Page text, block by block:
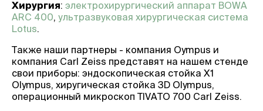
Хирургия: электрохирургический аппарат BOWA
ARC 400, ультразвуковая хирургическая система
Lotus.
Также наши партнеры - компания Oympus и
компания Carl Zeiss представят на нашем стенде
свои приборы: эндоскопическая стойка X1
Olympus, хиругическая стойка 3D Olympus,
операционный микроскоп TIVATO 700 Carl Zeiss.